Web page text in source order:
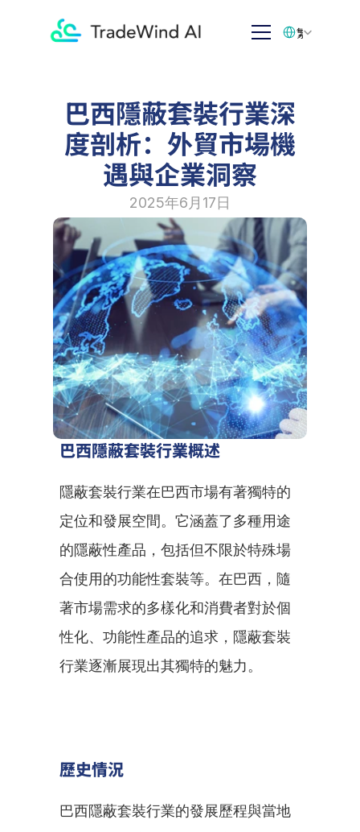
巴西隱蔽套裝行業深
度剖析：外貿市場機
遇與企業洞察
2025年6月17日
巴西隱蔽套裝行業概述
隱蔽套裝行業在巴西市場有著獨特的
定位和發展空間。它涵蓋了多種用途
的隱蔽性產品，包括但不限於特殊場
合使用的功能性套裝等。在巴西，隨
著市場需求的多樣化和消費者對於個
性化、功能性產品的追求，隱蔽套裝
行業逐漸展現出其獨特的魅力。
歷史情況
巴西隱蔽套裝行業的發展歷程與當地
繁体中文